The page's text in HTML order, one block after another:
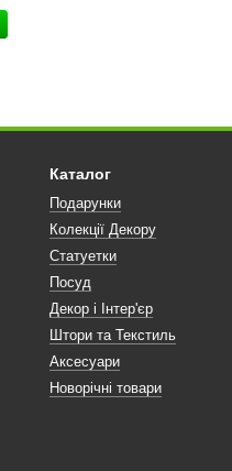
Каталог
Подарунки
Колекції Декору
Статуетки
Посуд
Декор і Інтер'єр
Штори та Текстиль
Аксесуари
Новорічні товари